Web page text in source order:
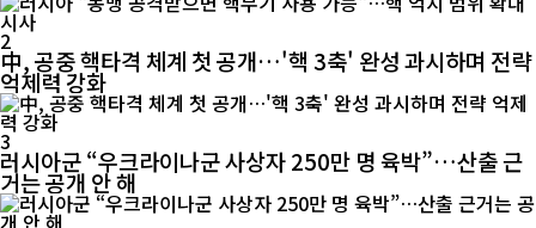
2
中, 공중 핵타격 체계 첫 공개…'핵 3축' 완성 과시하며 전략
억제력 강화
3
러시아군 “우크라이나군 사상자 250만 명 육박”…산출 근
거는 공개 안 해